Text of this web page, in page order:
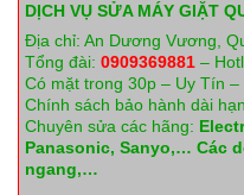
DỊCH VỤ SỬA MÁY GIẶT
Địa chỉ: An Dương Vương,
Tổng đài: 0909369881 –
Có mặt trong 30p – Uy Tín –
Chính sách bảo hành dài hạn
Chuyên sửa các hãng:
Panasonic, Sanyo,… Các
ngang,…